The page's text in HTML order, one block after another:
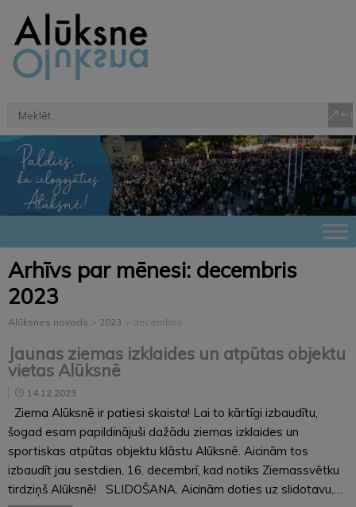
Arhīvs par mēnesi: decembris
2023
Alūksnes novads > 2023 > decembris
Jaunas ziemas izklaides un atpūtas objektu
vietas Alūksnē
14.12.2023
Ziema Alūksnē ir patiesi skaista! Lai to kārtīgi izbaudītu,
šogad esam papildinājuši dažādu ziemas izklaides un
sportiskas atpūtas objektu klāstu Alūksnē. Aicinām tos
izbaudīt jau sestdien, 16. decembrī, kad notiks Ziemassvētku
tirdziņš Alūksnē! SLIDOŠANA. Aicinām doties uz slidotavu,…